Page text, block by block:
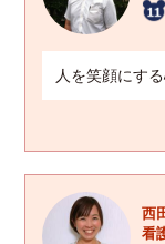
人を笑顔にす
西
看